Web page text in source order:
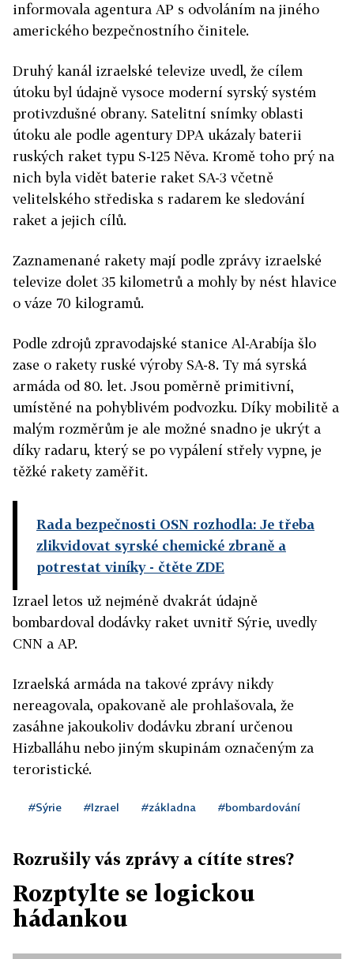
informovala agentura AP s odvoláním na jiného
amerického bezpečnostního činitele.
Druhý kanál izraelské televize uvedl, že cílem
útoku byl údajně vysoce moderní syrský systém
protivzdušné obrany. Satelitní snímky oblasti
útoku ale podle agentury DPA ukázaly baterii
ruských raket typu S-125 Něva. Kromě toho prý na
nich byla vidět baterie raket SA-3 včetně
velitelského střediska s radarem ke sledování
raket a jejich cílů.
Zaznamenané rakety mají podle zprávy izraelské
televize dolet 35 kilometrů a mohly by nést hlavice
o váze 70 kilogramů.
Podle zdrojů zpravodajské stanice Al-Arabíja šlo
zase o rakety ruské výroby SA-8. Ty má syrská
armáda od 80. let. Jsou poměrně primitivní,
umístěné na pohyblivém podvozku. Díky mobilitě a
malým rozměrům je ale možné snadno je ukrýt a
díky radaru, který se po vypálení střely vypne, je
těžké rakety zaměřit.
Rada bezpečnosti OSN rozhodla: Je třeba
zlikvidovat syrské chemické zbraně a
potrestat viníky- čtěte ZDE
Izrael letos už nejméně dvakrát údajně
bombardoval dodávky raket uvnitř Sýrie, uvedly
CNN a AP.
Izraelská armáda na takové zprávy nikdy
nereagovala, opakovaně ale prohlašovala, že
zasáhne jakoukoliv dodávku zbraní určenou
Hizballáhu nebo jiným skupinám označeným za
teroristické.
#Sýrie #Izrael #základna #bombardování
Rozrušily vás zprávy a cítíte stres?
Rozptylte se logickou
hádankou